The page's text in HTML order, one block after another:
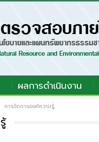
ผลการดำเนินงาน
การจัดการองค์ความรู้